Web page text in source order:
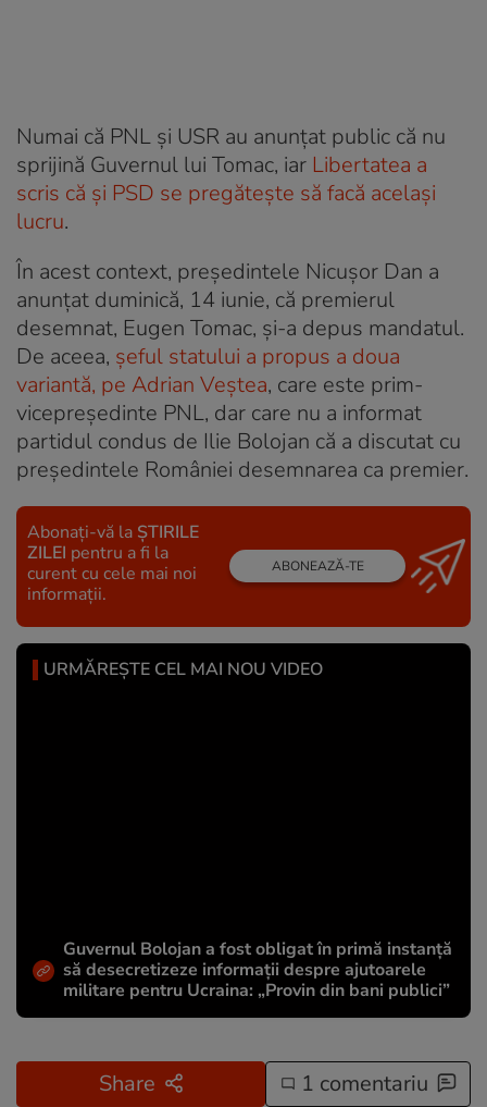
Numai că PNL și USR au anunțat public că nu
sprijină Guvernul lui Tomac, iar Libertatea a
scris că și PSD se pregătește să facă același
lucru.
În acest context, președintele Nicușor Dan a
anunțat duminică, 14 iunie, că premierul
desemnat, Eugen Tomac, și-a depus mandatul.
De aceea, șeful statului a propus a doua
variantă, pe Adrian Veștea, care este prim-
vicepreședinte PNL, dar care nu a informat
partidul condus de Ilie Bolojan că a discutat cu
președintele României desemnarea ca premier.
Abonați-vă la ȘTIRILE
ZILEI pentru a fi la
curent cu cele mai noi
informații.
ABONEAZĂ-TE
URMĂREȘTE CEL MAI NOU VIDEO
Guvernul Bolojan a fost obligat în primă instanță
să desecretizeze informații despre ajutoarele
militare pentru Ucraina: „Provin din bani publici”
Share 1 comentariu